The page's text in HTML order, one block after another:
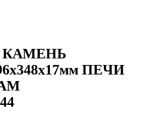
- КАМЕНЬ
ПЕЧИ